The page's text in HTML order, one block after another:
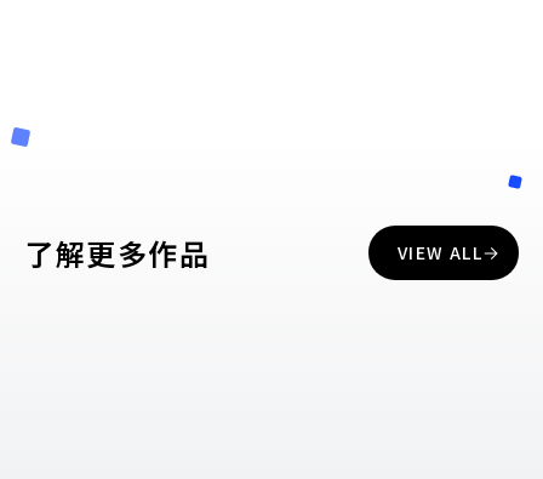
了解更多作品 VIEW ALL